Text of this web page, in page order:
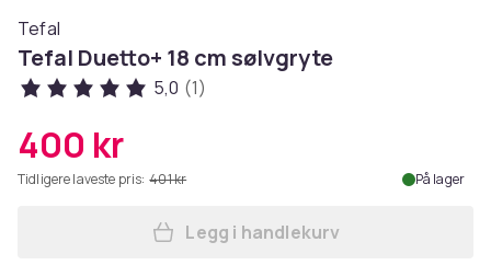
Tefal
Tefal Duetto+ 18 cm sølvgryte
5,0 (1)
400 kr
Tidligere laveste pris: 401 kr På lager
Legg Tefal Duetto+ 18 cm
Legg i handlekurv